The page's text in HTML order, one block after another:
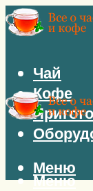
Чай
Кофе
Меню
Меню